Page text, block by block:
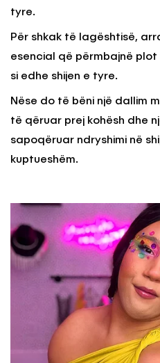
tyre.
Për shkak të lagështisë,
esencial që përmbajnë
si edhe shijen e tyre.
Nëse do të bëni një dallim
të qëruar prej kohësh dhe
sapoqëruar ndryshimi në
kuptueshëm.